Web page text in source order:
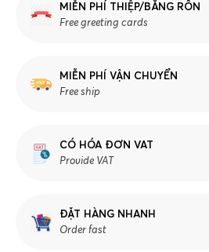
MIỄN PHÍ THIỆP/BĂNG RÔN
Free greeting cards
MIỄN PHÍ VẬN CHUYỂN
Free ship
CÓ HÓA ĐƠN VAT
Provide VAT
ĐẶT HÀNG NHANH
Order fast